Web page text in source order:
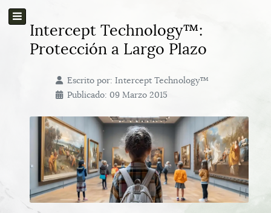
Intercept Technology™:
Protección a Largo Plazo
Escrito por: Intercept Technology™
Publicado: 09 Marzo 2015